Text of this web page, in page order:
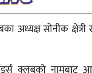
अध्यक्ष सोनीक